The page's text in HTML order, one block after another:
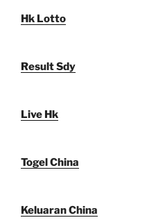
Hk Lotto
Result Sdy
Live Hk
Togel China
Keluaran China